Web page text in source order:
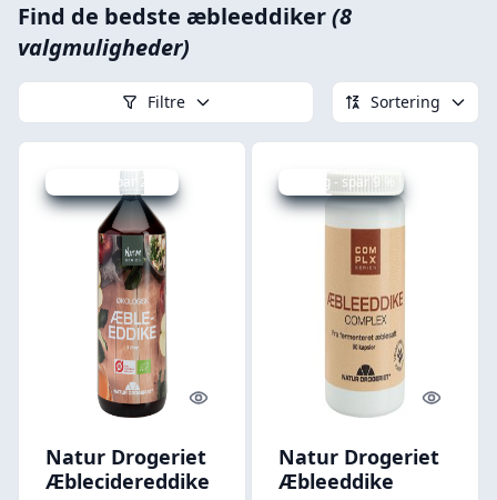
Find de bedste æbleeddiker(8
valgmuligheder)
Filtre Sortering
Udsalg - spar 20 %
Quick look
Natur Drogeriet
Æblecidereddike
Udsalg - spar 9 %
Quick
Natur Drogeriet
Æbleeddike